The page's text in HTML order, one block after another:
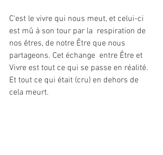
C'est le vivre qui nous meut, et celui-ci
est mû à son tour par la  respiration de
nos êtres, de notre Être que nous
partageons. Cet échange  entre Être et
Vivre est tout ce qui se passe en réalité.
Et tout ce qui était (cru) en dehors de
cela meurt.